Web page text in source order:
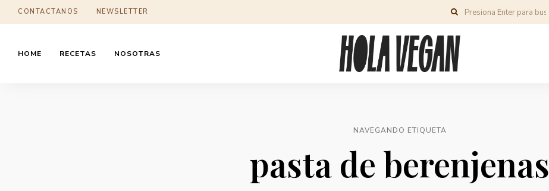
CONTACTANOS NEWSLETTER
HOME RECETAS NOSOTRAS
NAVEGANDO ETIQUETA
pasta de berenjenas